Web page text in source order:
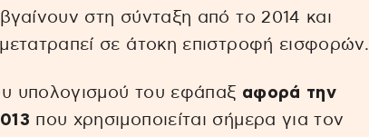
στη σύνταξη από το 2014 και
σε άτοκη επιστροφή εισφορών.
υπολογισμού του εφάπαξ αφορά την
που χρησιμοποιείται σήμερα για τον